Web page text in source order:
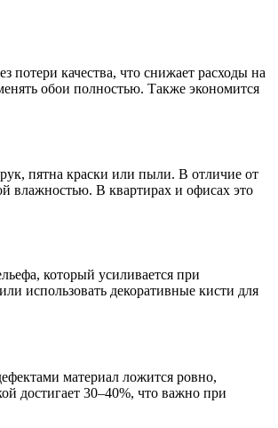
качества, что снижает расходы на
обои полностью. Также экономится
пятна краски или пыли. В отличие от
влажностью. В квартирах и офисах это
который усиливается при
использовать декоративные кисти для
материал ложится ровно,
достигает 30–40%, что важно при